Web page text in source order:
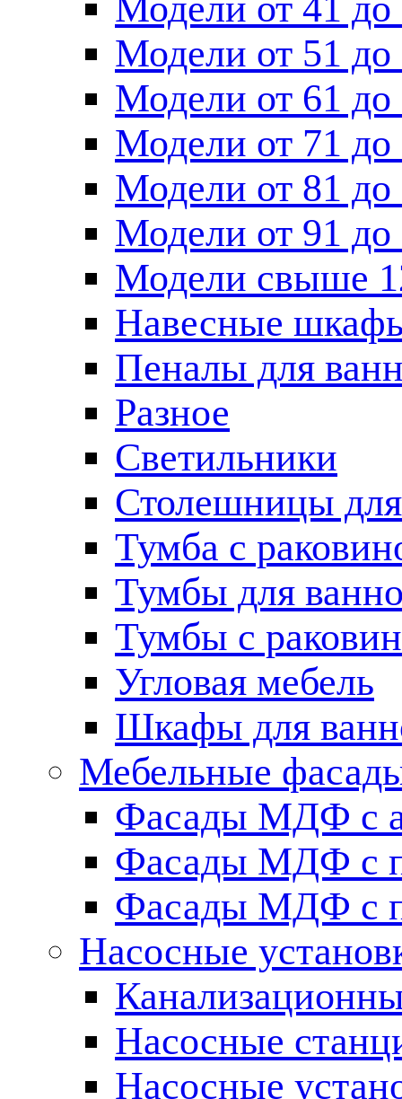
Модели от 51 до
Модели от 61 до
Модели от 71 до
Модели от 81 до
Модели от 91 до
Модели свыше
Навесные
Пеналы для
Разное
Светильники
Столешницы
Тумба с
Тумбы для
Тумбы с
Угловая мебель
Шкафы для
Мебельные
Фасады МДФ c
Фасады МДФ с
Фасады МДФ с
Насосные
Насосные
Насосные